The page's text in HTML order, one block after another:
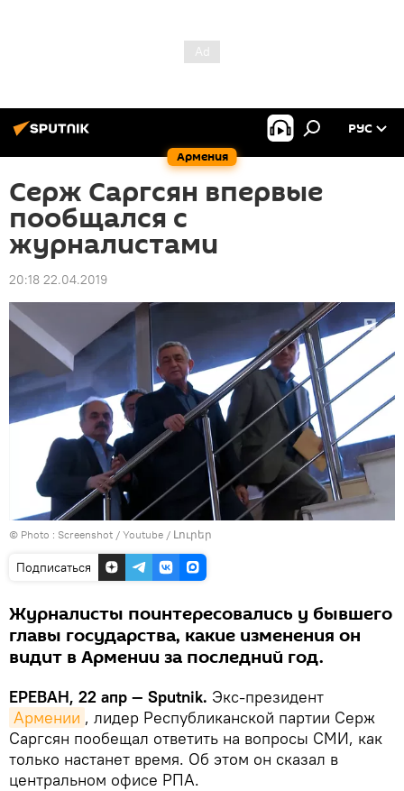
Армения
РУС
Серж Саргсян впервые
пообщался с
журналистами
20:18 22.04.2019
© Photo : Screenshot / Youtube / Լուրեր
Подписаться
Журналисты поинтересовались у бывшего
главы государства, какие изменения он
видит в Армении за последний год.
ЕРЕВАН, 22 апр — Sputnik. Экс-президент
Армении , лидер Республиканской партии Серж
Саргсян пообещал ответить на вопросы СМИ, как
только настанет время. Об этом он сказал в
центральном офисе РПА.